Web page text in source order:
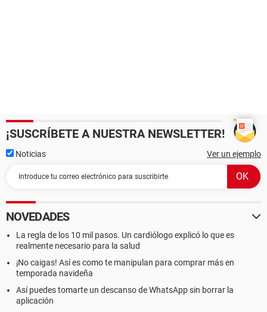
¡SUSCRÍBETE A NUESTRA NEWSLETTER!
Noticias Ver un ejemplo
NOVEDADES
La regla de los 10 mil pasos. Un cardiólogo explicó lo que es
realmente necesario para la salud
¡No caigas! Así es como te manipulan para comprar más en
temporada navideña
Así puedes tomarte un descanso de WhatsApp sin borrar la
aplicación